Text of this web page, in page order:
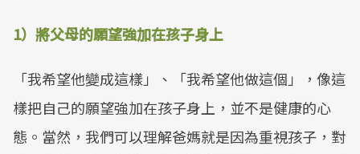
1）將父母的願望強加在孩子身上
「我希望他變成這樣」、「我希望他做這個」，像這
樣把自己的願望強加在孩子身上，並不是健康的心
態。當然，我們可以理解爸媽就是因為重視孩子，對